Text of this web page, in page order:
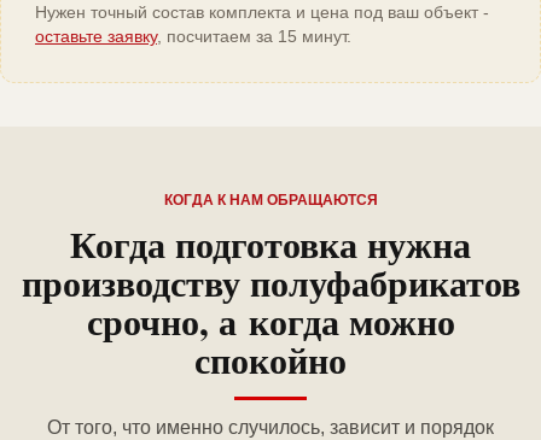
Нужен точный состав комплекта и цена под ваш объект -
оставьте заявку, посчитаем за 15 минут.
КОГДА К НАМ ОБРАЩАЮТСЯ
Когда подготовка нужна
производству полуфабрикатов
срочно, а когда можно
спокойно
От того, что именно случилось, зависит и порядок